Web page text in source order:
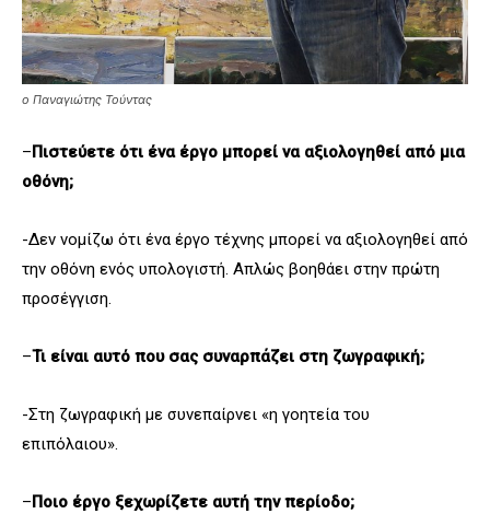
o Παναγιώτης Τούντας
–Πιστεύετε ότι ένα έργο μπορεί να αξιολογηθεί από μια
οθόνη;
-Δεν νομίζω ότι ένα έργο τέχνης μπορεί να αξιολογηθεί από
την οθόνη ενός υπολογιστή. Απλώς βοηθάει στην πρώτη
προσέγγιση.
–Τι είναι αυτό που σας συναρπάζει στη ζωγραφική;
-Στη ζωγραφική με συνεπαίρνει «η γοητεία του
επιπόλαιου».
–Ποιο έργο ξεχωρίζετε αυτή την περίοδο;